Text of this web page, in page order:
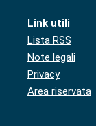
Link utili
Lista RSS
Note legali
Privacy
Area riservata